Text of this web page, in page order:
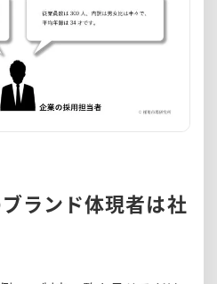
ランド体現者は社